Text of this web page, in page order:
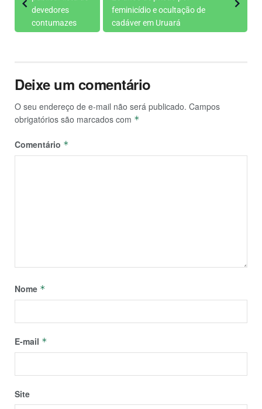
devedores
contumazes
feminicídio e ocultação de
cadáver em Uruará
Deixe um comentário
O seu endereço de e-mail não será publicado. Campos
obrigatórios são marcados com *
Comentário *
Nome *
E-mail *
Site